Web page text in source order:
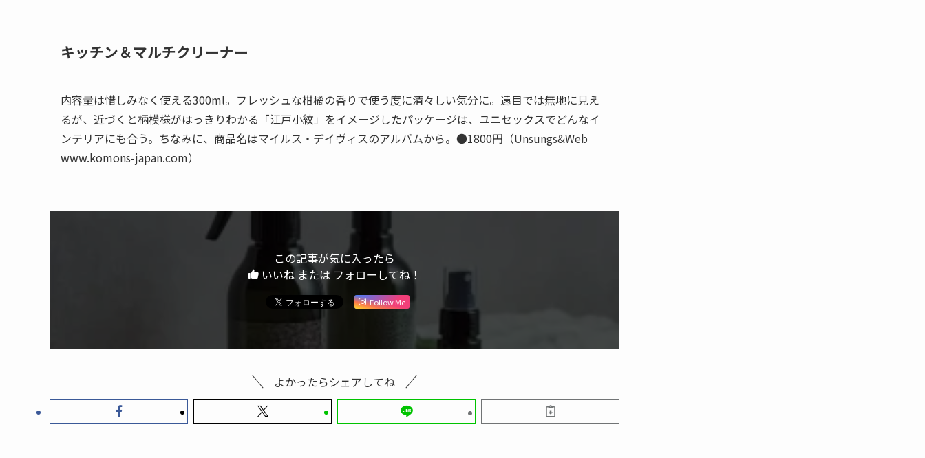
キッチン＆マルチクリーナー
内容量は惜しみなく使える300ml。フレッシュな柑橘の香りで使う度に清々しい気分に。遠目では無地に見え
るが、近づくと柄模様がはっきりわかる「江戸小紋」をイメージしたパッケージは、ユニセックスでどんなイ
ンテリアにも合う。ちなみに、商品名はマイルス・デイヴィスのアルバムから。●1800円（Unsungs&Web
www.komons-japan.com）
この記事が気に入ったら
いいね または フォローしてね！
Follow Me
よかったらシェアしてね